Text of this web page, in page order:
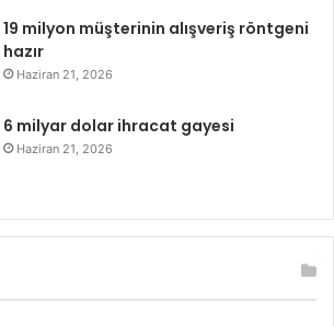
19 milyon müşterinin alışveriş röntgeni
hazır
Haziran 21, 2026
6 milyar dolar ihracat gayesi
Haziran 21, 2026